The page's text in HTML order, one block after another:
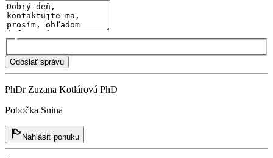
Odoslať správu
PhDr Zuzana Kotlárová PhD
Pobočka Snina
Nahlásiť ponuku